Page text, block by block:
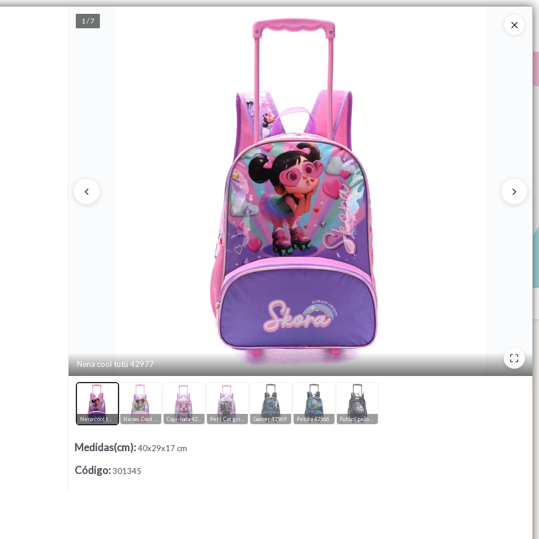
Nena cool tutú 42977
1 / 7
Nena cool tutú 42977 Nenas Cool chicle 42976 Capi-hada 42975 Pets Cat gris 426973 Gamer 42969 Pelota 42966 Futbol pelota 42965
Medidas(cm):40x29x17 cm
Código: 301345
CÓMO COMPRAR QUIÉNES SOMOS
Lista vacía